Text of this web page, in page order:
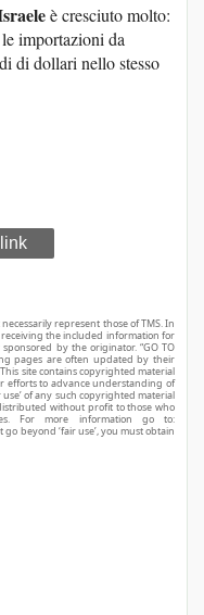
è cresciuto molto:
importazioni da
di dollari nello stesso
represent those of TMS. In
receiving the included information for
by the originator. “GO TO
pages are often updated by their
site contains copyrighted material
efforts to advance understanding of
use’ of any such copyrighted material
without profit to those who
For more information go to:
beyond ‘fair use’, you must obtain